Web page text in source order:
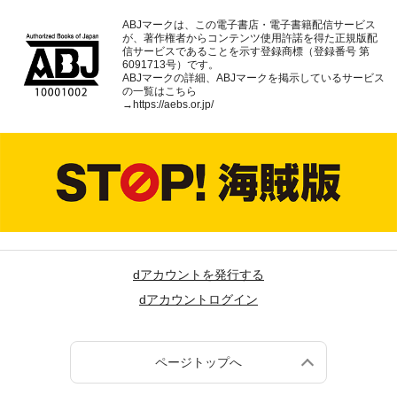
ABJマークは、この電子書店・電子書籍配信サービス
が、著作権者からコンテンツ使用許諾を得た正規版配
信サービスであることを示す登録商標（登録番号 第
6091713号）です。
ABJマークの詳細、ABJマークを掲示しているサービス
の一覧はこちら
→ https://aebs.or.jp/
dアカウントを発行する
dアカウントログイン
ページトップへ